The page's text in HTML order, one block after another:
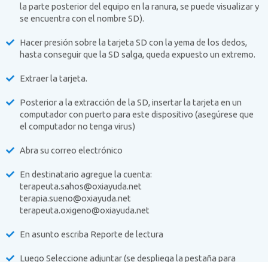
la parte posterior del equipo en la ranura, se puede visualizar y
se encuentra con el nombre SD).
Hacer presión sobre la tarjeta SD con la yema de los dedos,
hasta conseguir que la SD salga, queda expuesto un extremo.
Extraer la tarjeta.
Posterior a la extracción de la SD, insertar la tarjeta en un
computador con puerto para este dispositivo (asegúrese que
el computador no tenga virus)
Abra su correo electrónico
En destinatario agregue la cuenta:
terapeuta.sahos@oxiayuda.net
terapia.sueno@oxiayuda.net
terapeuta.oxigeno@oxiayuda.net
En asunto escriba Reporte de lectura
Luego Seleccione adjuntar (se despliega la pestaña para